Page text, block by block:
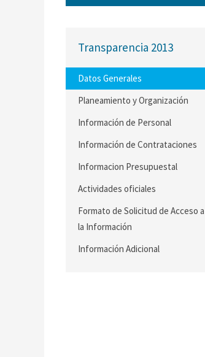
Transparencia 2013
Datos Generales
Planeamiento y Organización
Información de Personal
Información de Contrataciones
Informacion Presupuestal
Actividades oficiales
Formato de Solicitud de Acceso a
la Información
Información Adicional